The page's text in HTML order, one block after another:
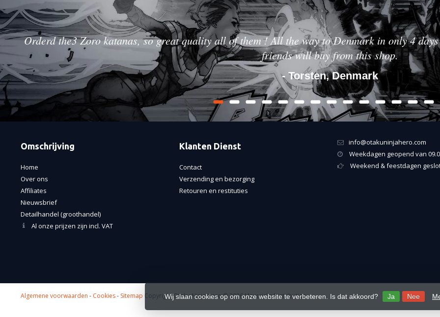
Orderd the3 Zoro katanas, so great quality all of them ! All the way to Denmark in only 4
friends will buy from this shop.
- Torsten, Denmark
Omschrijving
Home
Over ons
Affiliates
Nieuwsbrief
Detailhandel (groothandel)
Al onze prijzen zijn incl. VAT
Klanten Dienst
Contact
Verzending en bezorging
Retouren en restituties
info@otakuninjahero.com
Weekdagen geopend van
Weekend & feestdagen
Wij slaan cookies op om onze website te verbeteren. Is dat akkoord? Ja Nee
Algemene voorwaarden - Cookies- Sitemap Copyright Otaku Ninja Hero © 2026 Mavericks Distribution